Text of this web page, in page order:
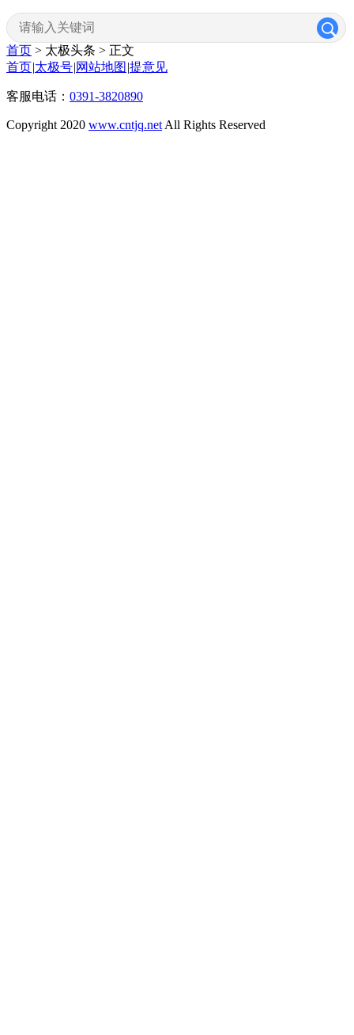
首页 > 太极头条 > 正文
首页|太极号|网站地图 |提意见
客服电话： 0391-3820890
Copyright 2020 www.cntjq.net All Rights Reserved